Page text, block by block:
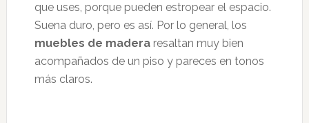
que uses, porque pueden estropear el espacio.
Suena duro, pero es así. Por lo general, los
muebles de maderaresaltan muy bien
acompañados de un piso y pareces en tonos
más claros.